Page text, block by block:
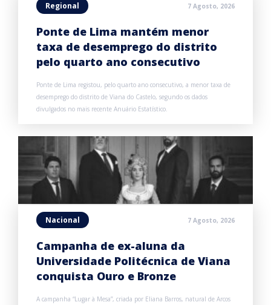
Regional 7 Agosto, 2026
Ponte de Lima mantém menor
taxa de desemprego do distrito
pelo quarto ano consecutivo
Ponte de Lima registou, pelo quarto ano consecutivo, a menor taxa de
desemprego do distrito de Viana do Castelo, segundo os dados
divulgados no mais recente Anuário Estatístico.
Nacional 7 Agosto, 2026
Campanha de ex-aluna da
Universidade Politécnica de Viana
conquista Ouro e Bronze
A campanha “Lugar à Mesa”, criada por Eliana Barros, natural de Arcos